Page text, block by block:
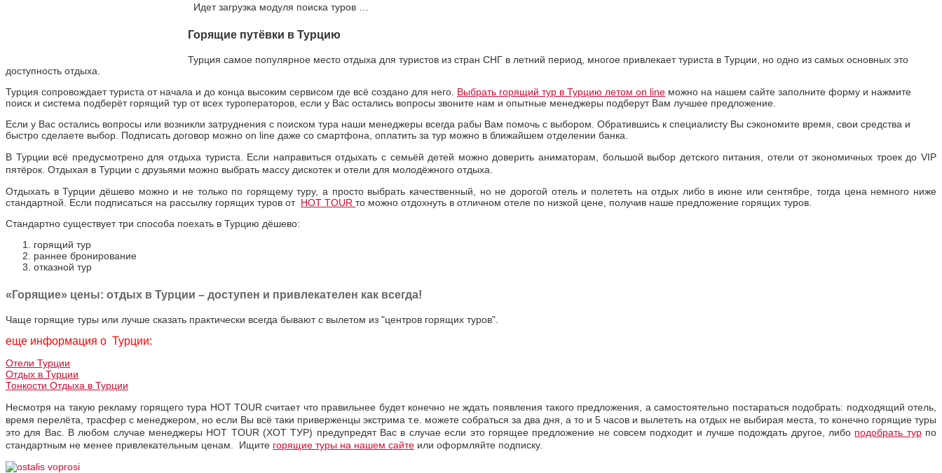
Идет загрузка модуля поиска туров …
Горящие путёвки в Турцию
Турция самое популярное место отдыха для туристов из стран СНГ в летний период, многое привлекает туриста в Турции, но одно из самых основных это
доступность отдыха.
Турция сопровождает туриста от начала и до конца высоким сервисом где всё создано для него. Выбрать горящий тур в Турцию летом on line можно на нашем сайте заполните форму и нажмите
поиск и система подберёт горящий тур от всех туроператоров, если у Вас остались вопросы звоните нам и опытные менеджеры подберут Вам лучшее предложение.
Если у Вас остались вопросы или возникли затруднения с поиском тура наши менеджеры всегда рабы Вам помочь с выбором. Обратившись к специалисту Вы сэкономите время, свои средства и
быстро сделаете выбор. Подписать договор можно on line даже со смартфона, оплатить за тур можно в ближайшем отделении банка.
В Турции всё предусмотрено для отдыха туриста. Если направиться отдыхать с семьёй детей можно доверить аниматорам, большой выбор детского питания, отели от экономичных троек до VIP
пятёрок. Отдыхая в Турции с друзьями можно выбрать массу дискотек и отели для молодёжного отдыха.
Отдыхать в Турции дёшево можно и не только по горящему туру, а просто выбрать качественный, но не дорогой отель и полететь на отдых либо в июне или сентябре, тогда цена немного ниже
стандартной. Если подписаться на рассылку горящих туров от HOT TOUR то можно отдохнуть в отличном отеле по низкой цене, получив наше предложение горящих туров.
Стандартно существует три способа поехать в Турцию дёшево:
горящий тур
раннее бронирование
отказной тур
«Горящие» цены: отдых в Турции – доступен и привлекателен как всегда!
Чаще горящие туры или лучше сказать практически всегда бывают с вылетом из "центров горящих туров".
еще информация о Турции:
Отели Турции
Отдых в Турции
Тонкости Отдыха в Турции
Несмотря на такую рекламу горящего тура HOT TOUR считает что правильнее будет конечно не ждать появления такого предложения, а самостоятельно постараться подобрать: подходящий отель,
время перелёта, трасфер с менеджером, но если Вы всё таки приверженцы экстрима т.е. можете собраться за два дня, а то и 5 часов и вылететь на отдых не выбирая места, то конечно горящие туры
это для Вас. В любом случае менеджеры HOT TOUR (ХОТ ТУР) предупредят Вас в случае если это горящее предложение не совсем подходит и лучше подождать другое, либо подобрать турпо
стандартным не менее привлекательным ценам. Ищите горящие туры на нашем сайте или оформляйте подписку.